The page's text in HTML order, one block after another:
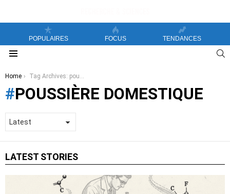
POPULAIRES FOCUS TENDANCES
You are here:
Home Tag Archives: poussière domestique
POUSSIÈRE DOMESTIQUE
LATEST STORIES